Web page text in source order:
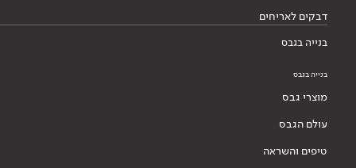
דבקים לאריחים
בנייה בגבס
בנייה בגבס
מוצרי גבס
עולם הגבס
טיפים והשראה